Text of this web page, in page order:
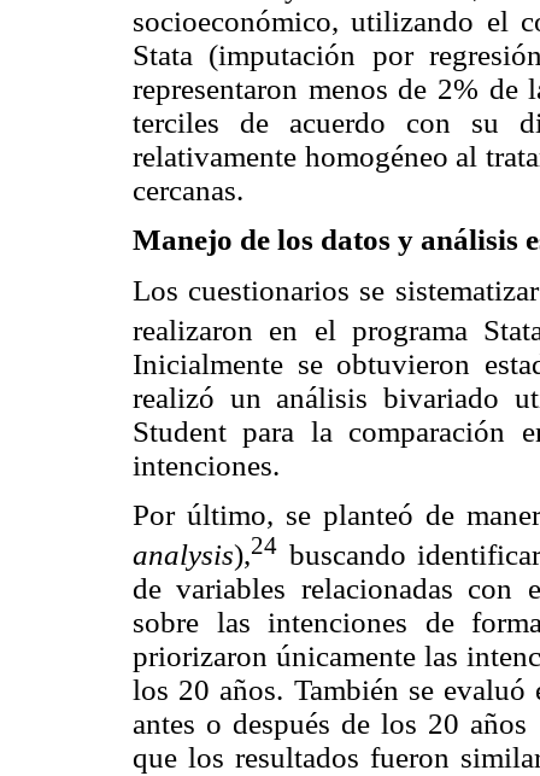
socioeconómico, utilizando el
Stata (imputación por
representaron menos de 2%
terciles de acuerdo con su
relativamente homogéneo al
cercanas.
Manejo de los datos y análisis
Los cuestionarios se
realizaron en el programa
Inicialmente se obtuvieron
realizó un análisis bivariado
Student para la comparación
intenciones.
Por último, se planteó de
analysis),24 buscando
de variables relacionadas con
sobre las intenciones de
priorizaron únicamente las
los 20 años. También se evaluó
antes o después de los 20
que los resultados fueron